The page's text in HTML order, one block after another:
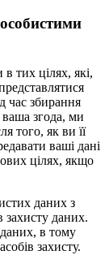
тих цілях, які,
час збирання
ваша згода, ми
того, як ви її
ваші дані
цілях, якщо
даних з
даних.
в тому
захисту.